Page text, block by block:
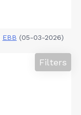
EBB (05-03-2026)
Filters